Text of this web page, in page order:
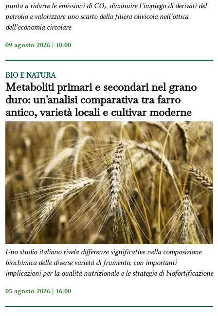
punta a ridurre le emissioni di CO₂, diminuire l’impiego di derivati del
petrolio e valorizzare uno scarto della filiera olivicola nell’ottica
dell’economia circolare
09 agosto 2026 | 10:00
BIO E NATURA
Metaboliti primari e secondari nel grano
duro: un'analisi comparativa tra farro
antico, varietà locali e cultivar moderne
Uno studio italiano rivela differenze significative nella composizione
biochimica delle diverse varietà di frumento, con importanti
implicazioni per la qualità nutrizionale e le strategie di biofortificazione
05 agosto 2026 | 16:00